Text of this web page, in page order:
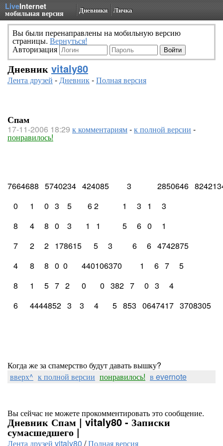
LiveInternet
мобильная версия Дневники Личка
Вы были перенаправлены на мобильную версию
страницы. Вернуться!
Авторизация
Дневник vitaly80
Лента друзей -Дневник-Полная версия
Спам
17-11-2006 18:29 к комментариям-к полной версии -
понравилось!
7664688   5740234   424085         3             2850646
   0      1     0   3    5        6 2            1     3   1     3
   8      4     8   0    3       1   1           5     6   0     1
   7      2     2   178615      5     3          6     6   4742875
   4      8     8   0  0       440106370         1     6   7     5
   8      1     5   7   2      0       0   382   7     0   3     4
   6      4444852   3    3     4       5   853   0647417   3708305
Когда же за спамерство будут давать вышку?
вверх^ к полной версии понравилось! в evernote
Вы сейчас не можете прокомментировать это сообщение.
Дневник Спам | vitaly80 - Записки
сумасшедшего |
Лента друзей vitaly80 /Полная версия